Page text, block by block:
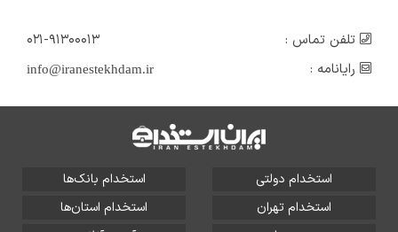
تلفن تماس :
۰۲۱-۹۱۳۰۰۰۱۳
رایانامه :
info@iranestekhdam.ir
استخدام دولتی
استخدام بانک‌ها
استخدام تهران
استخدام استان‌ها